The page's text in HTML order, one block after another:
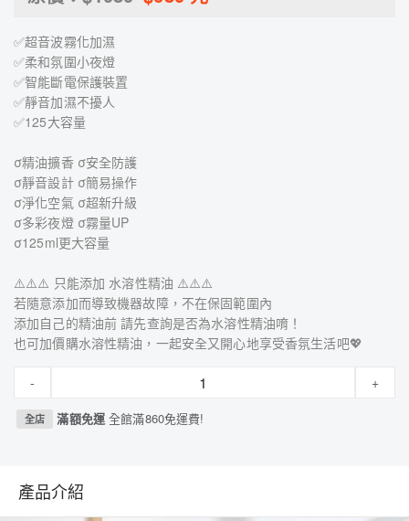
✅超音波霧化加濕
✅柔和氛圍小夜燈
✅智能斷電保護裝置
✅靜音加濕不擾人
✅125大容量
σ精油擴香 σ安全防護
σ靜音設計 σ簡易操作
σ淨化空氣 σ超新升級
σ多彩夜燈 σ霧量UP
σ125ml更大容量
⚠️⚠️⚠️ 只能添加 水溶性精油 ⚠️⚠️⚠️
若隨意添加而導致機器故障，不在保固範圍內
添加自己的精油前 請先查詢是否為水溶性精油唷！
也可加價購水溶性精油，一起安全又開心地享受香氛生活吧💖
- +
全店 滿額免運全館滿860免運費!
產品介紹